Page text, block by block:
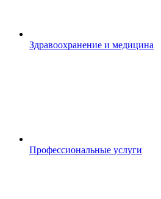
Здравоохранение и медицина
Профессиональные услуги